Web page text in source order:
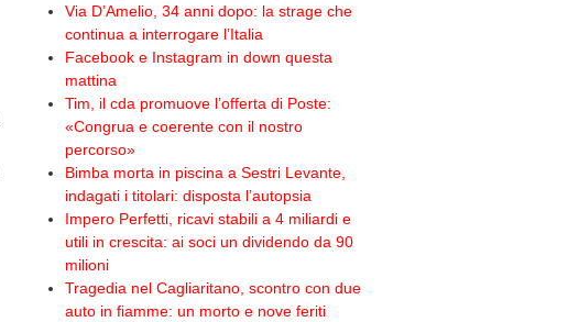
Via D’Amelio, 34 anni dopo: la strage che
continua a interrogare l’Italia
Facebook e Instagram in down questa
mattina
Tim, il cda promuove l’offerta di Poste:
«Congrua e coerente con il nostro
percorso»
Bimba morta in piscina a Sestri Levante,
indagati i titolari: disposta l’autopsia
Impero Perfetti, ricavi stabili a 4 miliardi e
utili in crescita: ai soci un dividendo da 90
milioni
Tragedia nel Cagliaritano, scontro con due
auto in fiamme: un morto e nove feriti